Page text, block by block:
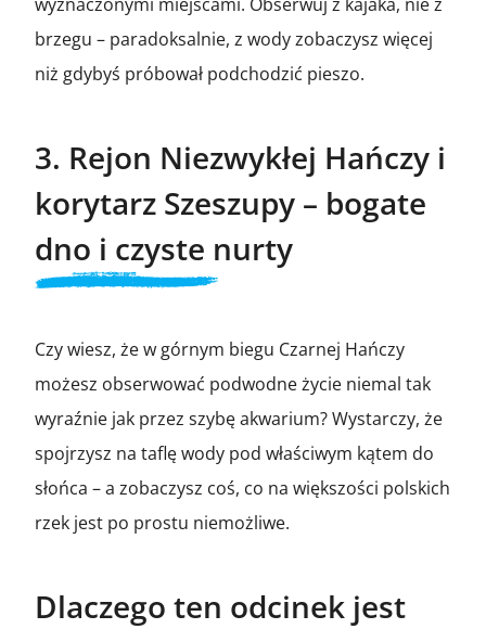
brzegu – paradoksalnie, z wody zobaczysz więcej
niż gdybyś próbował podchodzić pieszo.
3. Rejon Niezwykłej Hańczy i
korytarz Szeszupy – bogate
dno i czyste nurty
Czy wiesz, że w górnym biegu Czarnej Hańczy
możesz obserwować podwodne życie niemal tak
wyraźnie jak przez szybę akwarium? Wystarczy, że
spojrzysz na taflę wody pod właściwym kątem do
słońca – a zobaczysz coś, co na większości polskich
rzek jest po prostu niemożliwe.
Dlaczego ten odcinek jest